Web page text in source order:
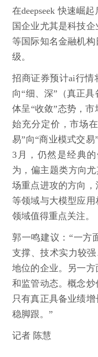
在deepseek 快速崛
国企业尤其是科技
等国际知名金融机
级。
招商证券预计ai行情
向“细、深”（真正
体呈“收敛”态势，
始充分定价，市场
易”向“商业模式交
3月，仍然是经典
为，偏主题类方向
场重点进攻的方向
等领域与大模型应
领域值得重点关注。
郭一鸣建议：“一方
支撑、技术实力较
地位的企业。另一
和监管动态。概念炒
只有真正具备业绩
稳脚跟。”
记者 陈慧